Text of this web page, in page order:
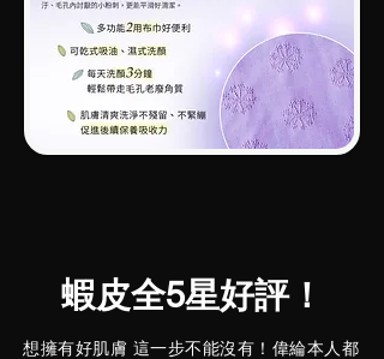
蝦皮全5星好評！
想擁有好肌膚 這一步不能沒有！偉綸本人都